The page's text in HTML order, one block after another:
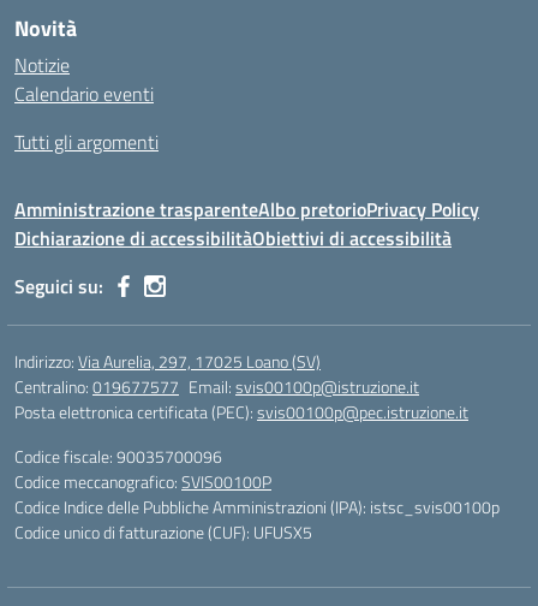
Novità
Notizie
Calendario eventi
Tutti gli argomenti
Amministrazione trasparenteAlbo pretorioPrivacy Policy
Dichiarazione di accessibilitàObiettivi di accessibilità
Seguici su:
Indirizzo:Via Aurelia, 297, 17025 Loano (SV)
Centralino:019677577 Email:svis00100p@istruzione.it
Posta elettronica certificata (PEC):svis00100p@pec.istruzione.it
Codice fiscale: 90035700096
Codice meccanografico:SVIS00100P
Codice Indice delle Pubbliche Amministrazioni (IPA): istsc_svis00100p
Codice unico di fatturazione (CUF): UFUSX5